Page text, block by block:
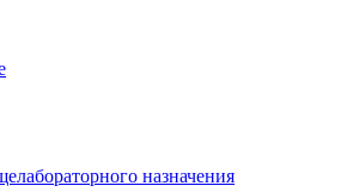
назначения